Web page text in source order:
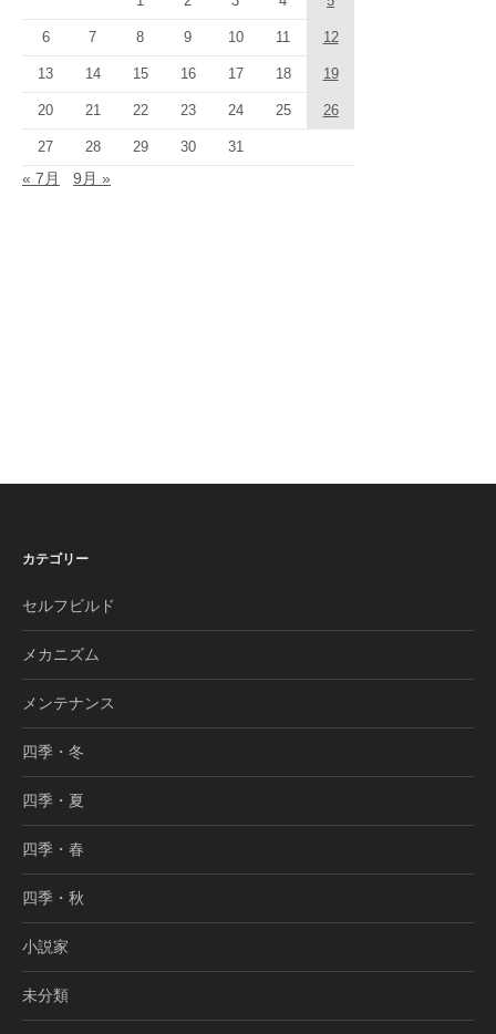
6 7 8 9 10 11 12
13 14 15 16 17 18 19
20 21 22 23 24 25 26
27 28 29 30 31
« 7月 9月 »
カテゴリー
セルフビルド
メカニズム
メンテナンス
四季・冬
四季・夏
四季・春
四季・秋
小説家
未分類